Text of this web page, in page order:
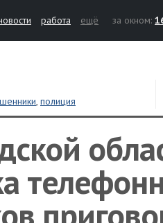
работа ещё за окном:
, полиция